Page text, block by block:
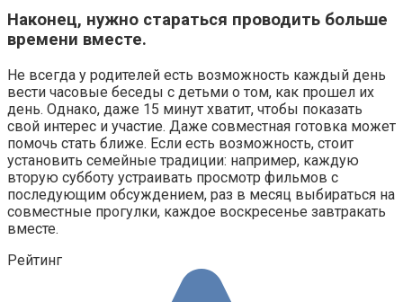
Наконец, нужно стараться проводить больше
времени вместе.
Не всегда у родителей есть возможность каждый день
вести часовые беседы с детьми о том, как прошел их
день. Однако, даже 15 минут хватит, чтобы показать
свой интерес и участие. Даже совместная готовка может
помочь стать ближе. Если есть возможность, стоит
установить семейные традиции: например, каждую
вторую субботу устраивать просмотр фильмов с
последующим обсуждением, раз в месяц выбираться на
совместные прогулки, каждое воскресенье завтракать
вместе.
Рейтинг